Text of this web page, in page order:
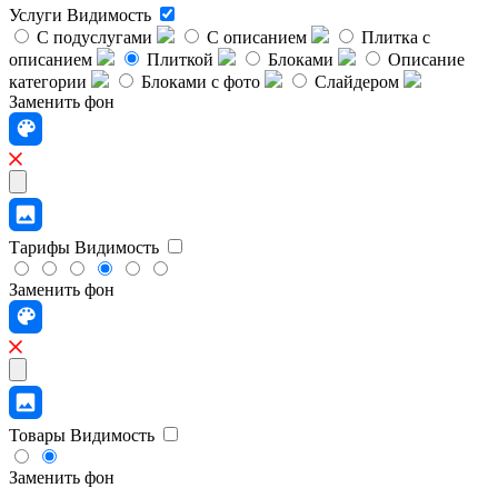
Услуги Видимость
С подуслугами
С описанием
Плитка с
описанием
Плиткой Блоками
Описание
категории
Блоками с фото
Слайдером
Заменить фон
Тарифы Видимость
Заменить фон
Товары Видимость
Заменить фон